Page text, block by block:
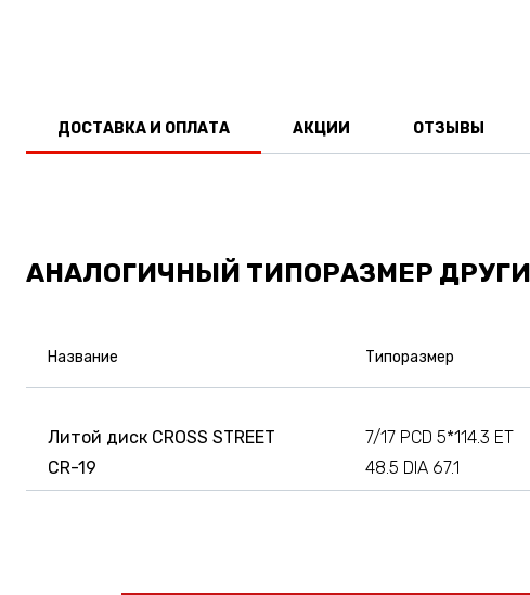
ДОСТАВКА И ОПЛАТА АКЦИИ ОТЗЫВЫ
АНАЛОГИЧНЫЙ ТИПОРАЗМЕР
Название Типоразмер
Литой диск CROSS STREET
CR-19
7/17 PCD 5*114.3 ET
48.5 DIA 67.1